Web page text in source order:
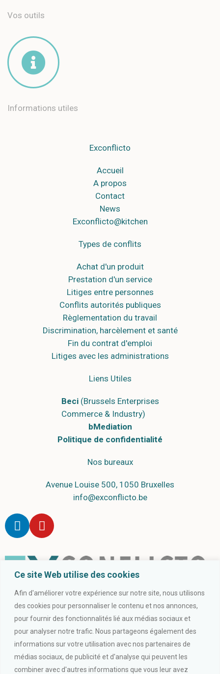
Ce site Web utilise des cookies
Afin d'améliorer votre expérience sur notre site, nous utilisons
des cookies pour personnaliser le contenu et nos annonces,
pour fournir des fonctionnalités lié aux médias sociaux et
pour analyser notre trafic. Nous partageons également des
informations sur votre utilisation avec nos partenaires de
médias sociaux, de publicité et d'analyse qui peuvent les
combiner avec d'autres informations que vous leur avez
Vos outils
Informations utiles
Exconflicto
Accueil
A propos
Contact
News
Exconflicto@kitchen
Types de conflits
Achat d'un produit
Prestation d'un service
Litiges entre personnes
Conflits autorités publiques
Règlementation du travail
Discrimination, harcèlement et santé
Fin du contrat d'emploi
Litiges avec les administrations
Liens Utiles
Beci(Brussels Enterprises
Commerce & Industry)
bMediation
Politique de confidentialité
Nos bureaux
Avenue Louise 500, 1050 Bruxelles
info@exconflicto.be